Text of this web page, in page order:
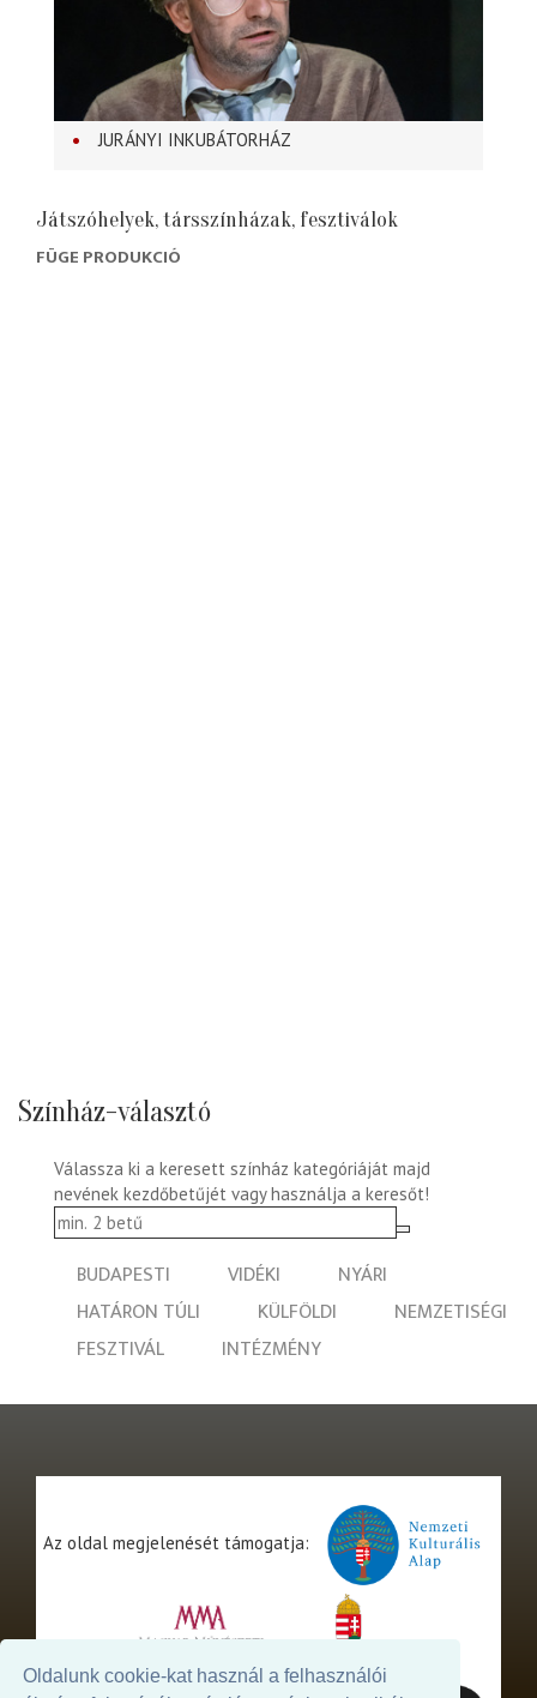
Oldalunk cookie-kat használ a felhasználói
JURÁNYI INKUBÁTORHÁZ
Játszóhelyek, társszínházak, fesztiválok
FÜGE PRODUKCIÓ
Színház-választó
Válassza ki a keresett színház kategóriáját majd
nevének kezdőbetűjét vagy használja a keresőt!
BUDAPESTI VIDÉKI
NYÁRI
HATÁRON TÚLI
KÜLFÖLDI
NEMZETISÉGI
FESZTIVÁL
INTÉZMÉNY
Az oldal megjelenését támogatja: